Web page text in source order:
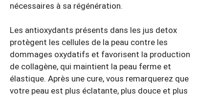
nécessaires à sa régénération.
Les antioxydants présents dans les jus detox
protègent les cellules de la peau contre les
dommages oxydatifs et favorisent la production
de collagène, qui maintient la peau ferme et
élastique. Après une cure, vous remarquerez que
votre peau est plus éclatante, plus douce et plus